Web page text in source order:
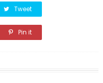
Tweet
Pin it